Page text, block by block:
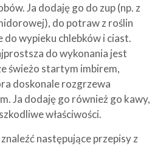
Ja dodaję go do zup (np. z
do potraw z roślin
wypieku chlebków i ciast.
do wykonania jest
świeżo startym imbirem,
doskonale rozgrzewa
Ja dodaję go również go kawy,
właściwości.
następujące przepisy z